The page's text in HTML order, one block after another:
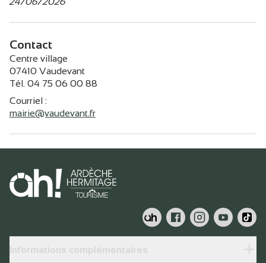
Contact
Centre village
07410 Vaudevant
Tél. 04 75 06 00 88
Courriel :
mairie@vaudevant.fr
Informations complémentaires